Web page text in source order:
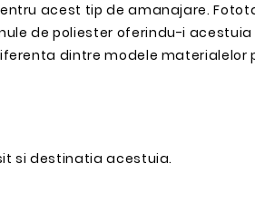
acest tip de amanajare.
de poliester oferindu-i
dintre modele materialelor
si destinatia acestuia.